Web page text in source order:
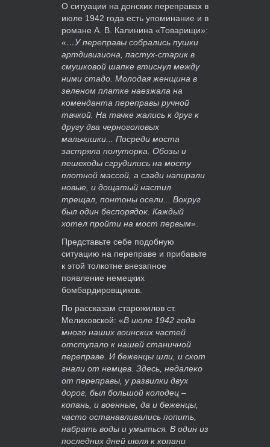
О ситуации на донских переправах в
июле 1942 года есть упоминание и в
романе А. В. Калинина «Товарищи»:
«…У переправы собрались пушки
артдивизиона, пастух-старик в
смушковой шапке втиснул между
ними стадо. Молодая женщина в
зеленом платке наезжала на
коменданта переправы ручной
тачкой. На тачке жались к друг к
другу два черноголовых
мальчишки... Посреди моста
застряла полуторка. Обозы и
пешеходы сгрудились на мосту
плотной массой, а сзади напирали
новые, и дощатый настил
трещал, понтоны осели... Вокруг
был один беспорядок. Каждый
хотел пройти на мост первым».
Представьте себе подобную
ситуацию на переправе и прибавьте
к этой толкотне внезапное
появление немецких
бомбардировщиков.
По рассказам старожилов ст.
Мелиховской: «В июле 1942 года
много наших воинских частей
отступало к нашей станичной
переправе. И беженцы шли, и скот
гнали от немцев. Здесь, недалеко
от переправы, у развилки двух
дорог, был большой колодец –
копань, и военные, да и беженцы,
часто останавливались попить,
набрать воды и умыться. В один из
последних дней июля к копани